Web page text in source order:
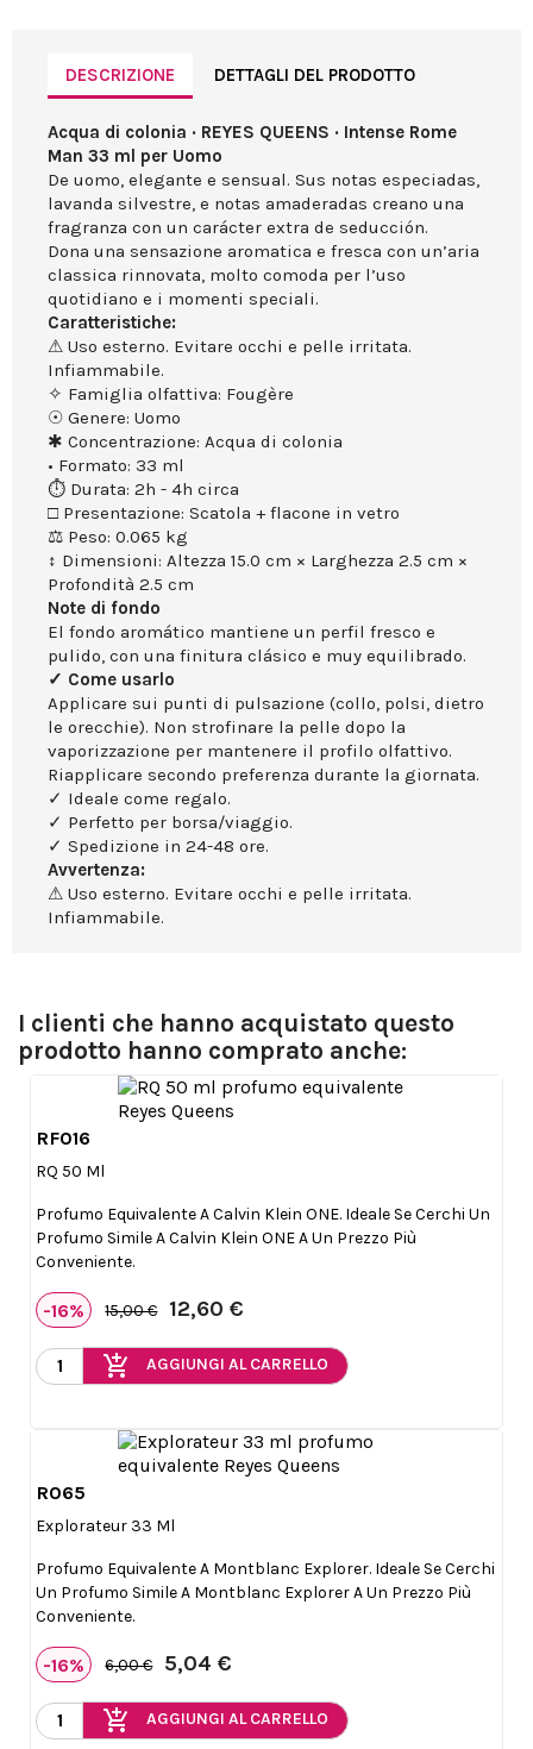
DESCRIZIONE DETTAGLI DEL PRODOTTO
Acqua di colonia · REYES QUEENS · Intense Rome
Man 33 ml per Uomo
De uomo, elegante e sensual. Sus notas especiadas,
lavanda silvestre, e notas amaderadas creano una
fragranza con un carácter extra de seducción.
Dona una sensazione aromatica e fresca con un’aria
classica rinnovata, molto comoda per l’uso
quotidiano e i momenti speciali.
Caratteristiche:
⚠ Uso esterno. Evitare occhi e pelle irritata.
Infiammabile.
✧ Famiglia olfattiva: Fougère
☉ Genere: Uomo
✱ Concentrazione: Acqua di colonia
• Formato: 33 ml
⏱ Durata: 2h - 4h circa
□ Presentazione: Scatola + flacone in vetro
⚖ Peso: 0.065 kg
↕ Dimensioni: Altezza 15.0 cm × Larghezza 2.5 cm ×
Profondità 2.5 cm
Note di fondo
El fondo aromático mantiene un perfil fresco e
pulido, con una finitura clásico e muy equilibrado.
✓ Come usarlo
Applicare sui punti di pulsazione (collo, polsi, dietro
le orecchie). Non strofinare la pelle dopo la
vaporizzazione per mantenere il profilo olfattivo.
Riapplicare secondo preferenza durante la giornata.
✓ Ideale come regalo.
✓ Perfetto per borsa/viaggio.
✓ Spedizione in 24-48 ore.
Avvertenza:
⚠ Uso esterno. Evitare occhi e pelle irritata.
Infiammabile.
I clienti che hanno acquistato questo
prodotto hanno comprato anche:
RF016
RQ 50 Ml
Profumo Equivalente A Calvin Klein ONE. Ideale Se Cerchi Un
Profumo Simile A Calvin Klein ONE A Un Prezzo Più
Conveniente.
-16% 15,00 € 12,60 €
add_shopping_cart AGGIUNGI AL CARRELLO
R065
Explorateur 33 Ml
Profumo Equivalente A Montblanc Explorer. Ideale Se Cerchi
Un Profumo Simile A Montblanc Explorer A Un Prezzo Più
Conveniente.
-16% 6,00 € 5,04 €
add_shopping_cart AGGIUNGI AL CARRELLO